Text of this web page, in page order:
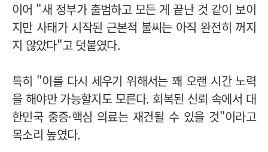
이어 "새 정부가 출범하고 모든 게 끝난 것 같이 보이
지만 사태가 시작된 근본적 불씨는 아직 완전히 꺼지
지 않았다"고 덧붙였다.
특히 "이를 다시 세우기 위해서는 꽤 오랜 시간 노력
을 해야만 가능할지도 모른다. 회복된 신뢰 속에서 대
한민국 중증·핵심 의료는 재건될 수 있을 것"이라고
목소리 높였다.